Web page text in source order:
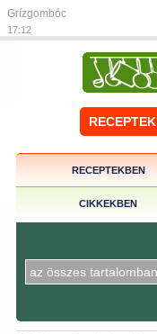
Grízgombóc
17:12
RECEPTEK
RECEPTEKBEN
CIKKEKBEN